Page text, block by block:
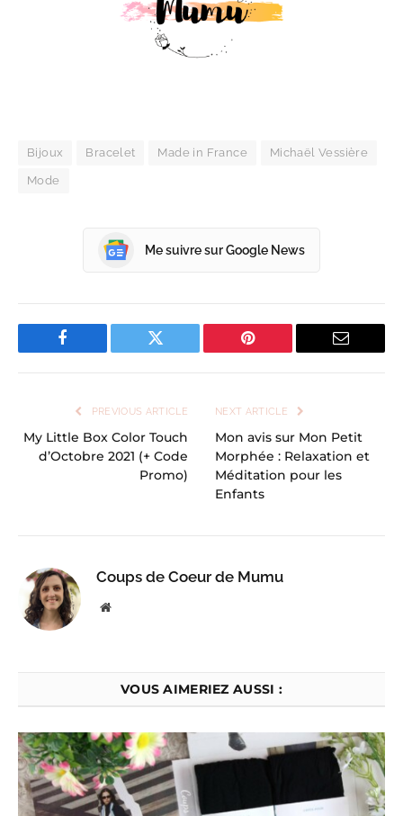
Bijoux Bracelet Made in France Michaël Vessière
Mode
Me suivre sur Google News
Facebook Twitter Pinterest Email
PREVIOUS ARTICLE
My Little Box Color Touch
d’Octobre 2021 (+ Code
Promo)
NEXT ARTICLE
Mon avis sur Mon Petit
Morphée : Relaxation et
Méditation pour les
Enfants
Coups de Coeur de Mumu
Website
VOUS AIMERIEZ AUSSI :